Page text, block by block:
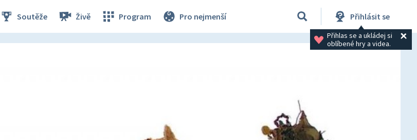
Soutěže Živě Program Pro nejmenší Přihlásit se
Přihlas se a ukládej si
oblíbené hry a videa.